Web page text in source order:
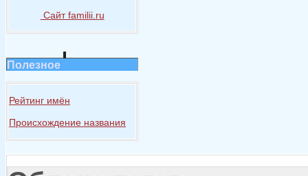
Сайт familii.ru
Полезное
Рейтинг имён
Происхождение названия